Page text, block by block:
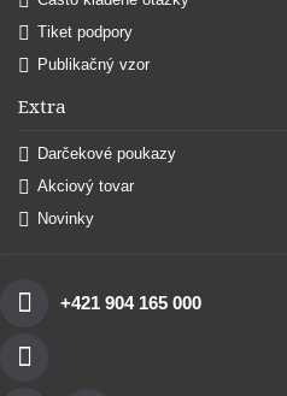
Tiket podpory
Publikačný vzor
Extra
Darčekové poukazy
Akciový tovar
Novinky
+421 904 165 000